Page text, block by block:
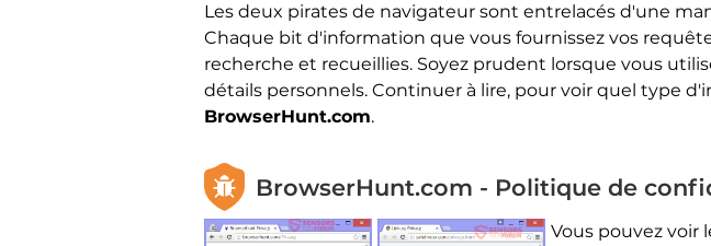
Les deux pirates de navigateur sont entrelacés d'une
Chaque bit d'information que vous fournissez vos
recherche et recueillies. Soyez prudent lorsque vous
détails personnels. Continuer à lire, pour voir quel type
BrowserHunt.com.
BrowserHunt.com - Politique de
Vous pouvez voir